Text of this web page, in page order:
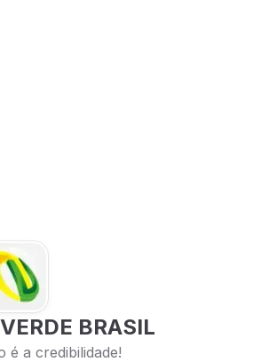
BRASIL
é a credibilidade!